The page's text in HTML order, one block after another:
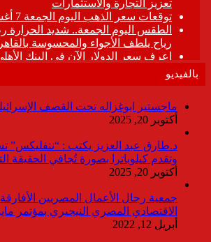
بالفيديو
ماجستير ابوغزاله تحت القصف
أكتوبر 20, 2025
د.طارق عبد العزيز يكتب : “نتفليكس”
وتقدم كيلوباترا بصورة تُجافي الحقيقة
أكتوبر 20, 2025
جمعية رجال الأعمال المصريين
الاقتصادي المصري النيجيري بمؤتمر
أبريل 12, 2022